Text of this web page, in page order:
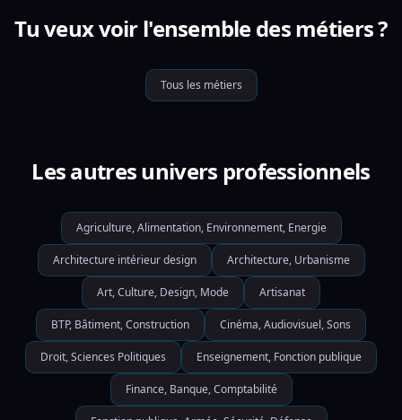
Tu veux voir l'ensemble des métiers ?
Tous les métiers
Les autres univers professionnels
Agriculture, Alimentation, Environnement, Energie
Architecture intérieur design Architecture, Urbanisme
Art, Culture, Design, Mode Artisanat
BTP, Bâtiment, Construction Cinéma, Audiovisuel, Sons
Droit, Sciences Politiques Enseignement, Fonction publique
Finance, Banque, Comptabilité